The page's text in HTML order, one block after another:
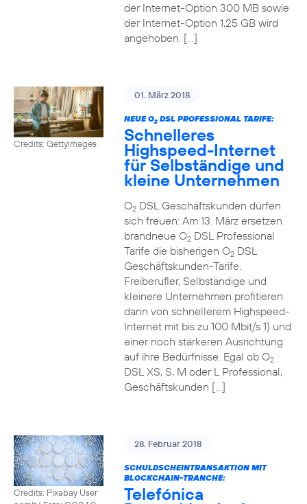
der Internet-Option 300 MB sowie
der Internet-Option 1,25 GB wird
angehoben. […]
Credits: Gettyimages
01. März 2018
NEUE O2DSL PROFESSIONAL TARIFE:
Schnelleres
Highspeed-Internet
für Selbständige und
kleine Unternehmen
O2DSL Geschäftskunden dürfen
sich freuen: Am 13. März ersetzen
brandneue O2DSL Professional
Tarife die bisherigen O2DSL
Geschäftskunden-Tarife.
Freiberufler, Selbständige und
kleinere Unternehmen profitieren
dann von schnellerem Highspeed-
Internet mit bis zu 100 Mbit/s 1) und
einer noch stärkeren Ausrichtung
auf ihre Bedürfnisse. Egal ob O2
DSL XS, S, M oder L Professional,
Geschäftskunden […]
Credits: Pixabay User
28. Februar 2018
SCHULDSCHEINTRANSAKTION MIT
BLOCKCHAIN-TRANCHE:
Telefónica